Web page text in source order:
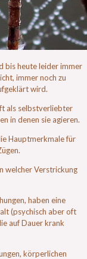
bis heute leider immer
immer noch zu
wird.
als selbstverliebter
in denen sie agieren.
Hauptmerkmale für
welcher Verstrickung
haben eine
(psychisch aber oft
auf Dauer krank
körperlichen